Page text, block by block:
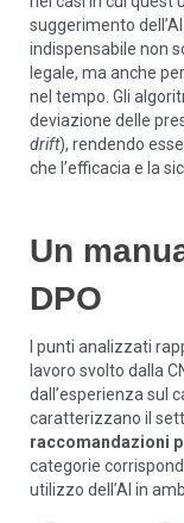
suggerimento
indispensabile non
legale, ma anche
nel tempo. Gli
deviazione delle
drift), rendendo
che l’efficacia e la
Un
DPO
I punti analizzati
lavoro svolto dalla
dall’esperienza sul
caratterizzano il
raccomandazioni
categorie
utilizzo dell’AI in